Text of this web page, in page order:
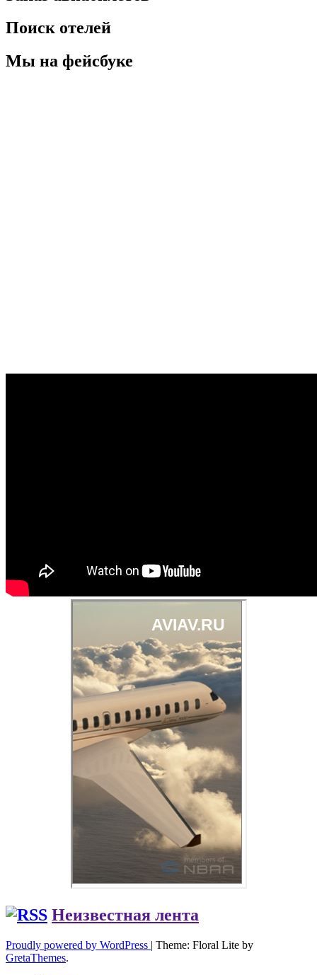
Поиск отелей
Мы на фейсбуке
Неизвестная лента
Proudly powered by WordPress | Theme: Floral Lite by
GretaThemes.